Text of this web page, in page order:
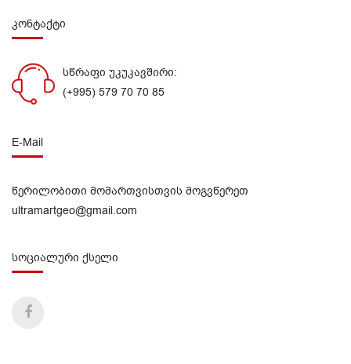
კონტაქტი
სწრაფი უკუკავშირი:
(+995) 579 70 70 85
E-Mail
წერილობითი მომართვისთვის მოგვწერეთ
ultramartgeo@gmail.com
სოციალური ქსელი